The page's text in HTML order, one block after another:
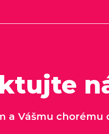
a Vášmu chorému